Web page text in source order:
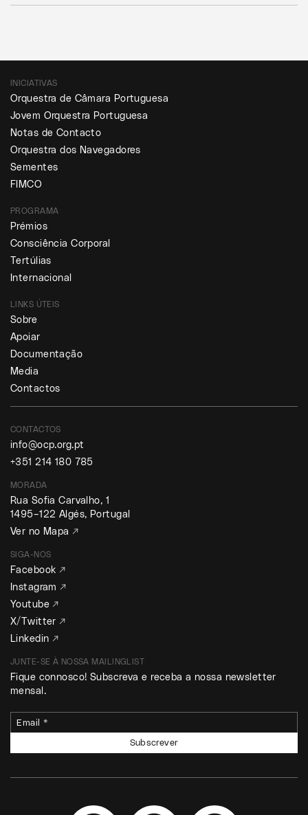
INICIATIVAS
Orquestra de Câmara Portuguesa
Jovem Orquestra Portuguesa
Notas de Contacto
Orquestra dos Navegadores
Sementes
FIMCO
PROGRAMA
Prémios
Consciência Corporal
Tertúlias
Internacional
LINKS ÚTEIS
Sobre
Apoiar
Documentação
Media
Contactos
CONTACTOS
info@ocp.org.pt
+351 214 180 785
MORADA
Rua Sofia Carvalho, 1
1495–122 Algés, Portugal
Ver no Mapa ↗
SIGA-NOS
Facebook ↗
Instagram ↗
Youtube ↗
X/Twitter ↗
Linkedin ↗
JUNTE-SE À NOSSA MAILINGLIST
Fique connosco! Subscreva e receba a nossa newsletter
mensal.